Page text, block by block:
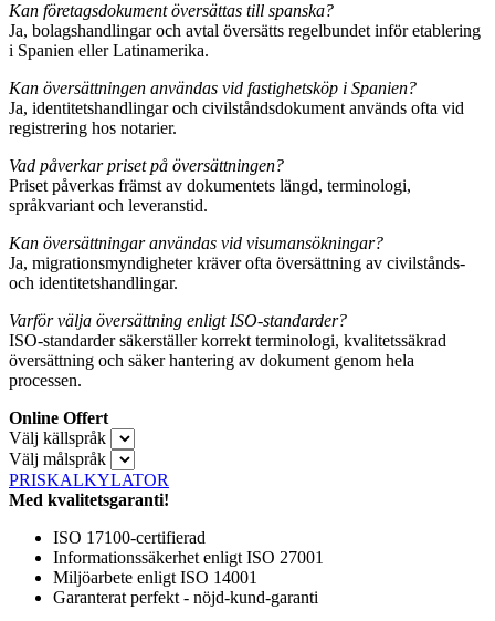
Kan företagsdokument översättas till spanska?
Ja, bolagshandlingar och avtal översätts regelbundet inför etablering
i Spanien eller Latinamerika.
Kan översättningen användas vid fastighetsköp i Spanien?
Ja, identitetshandlingar och civilståndsdokument används ofta vid
registrering hos notarier.
Vad påverkar priset på översättningen?
Priset påverkas främst av dokumentets längd, terminologi,
språkvariant och leveranstid.
Kan översättningar användas vid visumansökningar?
Ja, migrationsmyndigheter kräver ofta översättning av civilstånds-
och identitetshandlingar.
Varför välja översättning enligt ISO-standarder?
ISO-standarder säkerställer korrekt terminologi, kvalitetssäkrad
översättning och säker hantering av dokument genom hela
processen.
Online Offert
Välj källspråk
Välj målspråk
PRISKALKYLATOR
Med kvalitetsgaranti!
ISO 17100-certifierad
Informationssäkerhet enligt ISO 27001
Miljöarbete enligt ISO 14001
Garanterat perfekt - nöjd-kund-garanti